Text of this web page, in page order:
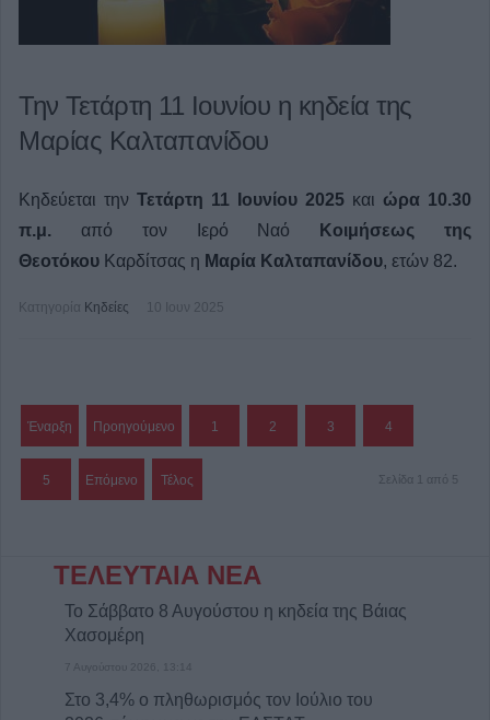
Την Τετάρτη 11 Ιουνίου η κηδεία της
Μαρίας Καλταπανίδου
Κηδεύεται την Τετάρτη 11 Ιουνίου 2025 και ώρα 10.30
π.μ. από τον Ιερό Ναό Κοιμήσεως της
Θεοτόκου Καρδίτσας η Μαρία Καλταπανίδου, ετών 82.
Κατηγορία Κηδείες 10 Ιουν 2025
Έναρξη Προηγούμενο 1 2 3 4
5 Επόμενο Τέλος Σελίδα 1 από 5
ΤΕΛΕΥΤΑΙΑ ΝΕΑ
Το Σάββατο 8 Αυγούστου η κηδεία της Βάιας
Χασομέρη
7 Αυγούστου 2026, 13:14
Στο 3,4% ο πληθωρισμός τον Ιούλιο του